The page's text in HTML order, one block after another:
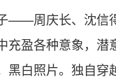
——周庆长、沈信
充盈各种意象，潜
黑白照片。独自穿